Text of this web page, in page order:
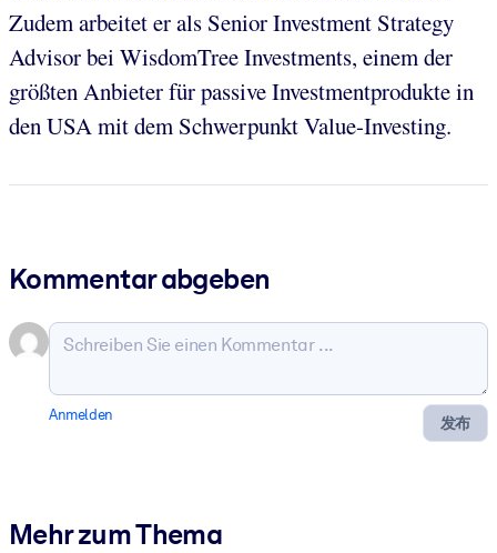
Zudem arbeitet er als Senior Investment Strategy
Advisor bei WisdomTree Investments, einem der
größten Anbieter für passive Investmentprodukte in
den USA mit dem Schwerpunkt Value-Investing.
Kommentar abgeben
发布
Anmelden
Mehr zum Thema